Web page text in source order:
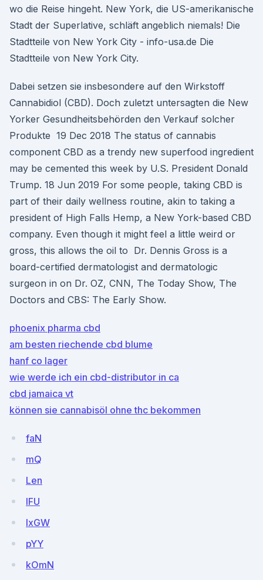
wo die Reise hingeht. New York, die US-amerikanische
Stadt der Superlative, schläft angeblich niemals! Die
Stadtteile von New York City - info-usa.de Die
Stadtteile von New York City.
Dabei setzen sie insbesondere auf den Wirkstoff
Cannabidiol (CBD). Doch zuletzt untersagten die New
Yorker Gesundheitsbehörden den Verkauf solcher
Produkte 19 Dec 2018 The status of cannabis
component CBD as a trendy new superfood ingredient
may be cemented this week by U.S. President Donald
Trump. 18 Jun 2019 For some people, taking CBD is
part of their daily wellness routine, akin to taking a
president of High Falls Hemp, a New York-based CBD
company. Even though it might feel a little weird or
gross, this allows the oil to Dr. Dennis Gross is a
board-certified dermatologist and dermatologic
surgeon in on Dr. OZ, CNN, The Today Show, The
Doctors and CBS: The Early Show.
phoenix pharma cbd
am besten riechende cbd blume
hanf co lager
wie werde ich ein cbd-distributor in ca
cbd jamaica vt
können sie cannabisöl ohne thc bekommen
faN
mQ
Len
lFU
lxGW
pYY
kOmN